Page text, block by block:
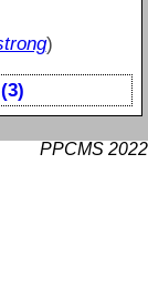
)
PPCMS 2022